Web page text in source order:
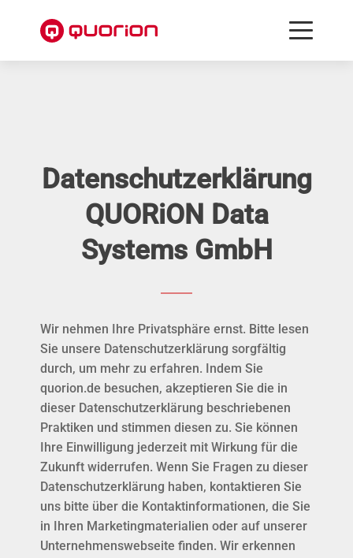
Datenschutzerklärung
QUORiON Data
Systems GmbH
Wir nehmen Ihre Privatsphäre ernst. Bitte lesen
Sie unsere Datenschutzerklärung sorgfältig
durch, um mehr zu erfahren. Indem Sie
quorion.de besuchen, akzeptieren Sie die in
dieser Datenschutzerklärung beschriebenen
Praktiken und stimmen diesen zu. Sie können
Ihre Einwilligung jederzeit mit Wirkung für die
Zukunft widerrufen. Wenn Sie Fragen zu dieser
Datenschutzerklärung haben, kontaktieren Sie
uns bitte über die Kontaktinformationen, die Sie
in Ihren Marketingmaterialien oder auf unserer
Unternehmenswebseite finden. Wir erkennen